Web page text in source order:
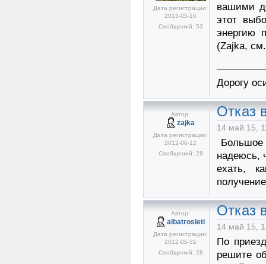
Дата регистрации:
2013-05-16
Сообщений: 53
вашими
этот
энергию
(Zajka,
Дорогу
Автор:
zajka
Дата регистрации:
2012-06-12
Сообщений: 28
Отказ
14 май 15,
Большое
надеюсь,
ехать,
Автор:
albatrosleti
Дата регистрации:
2012-05-31
Сообщений: 28
Отказ
14 май 15,
По
решите